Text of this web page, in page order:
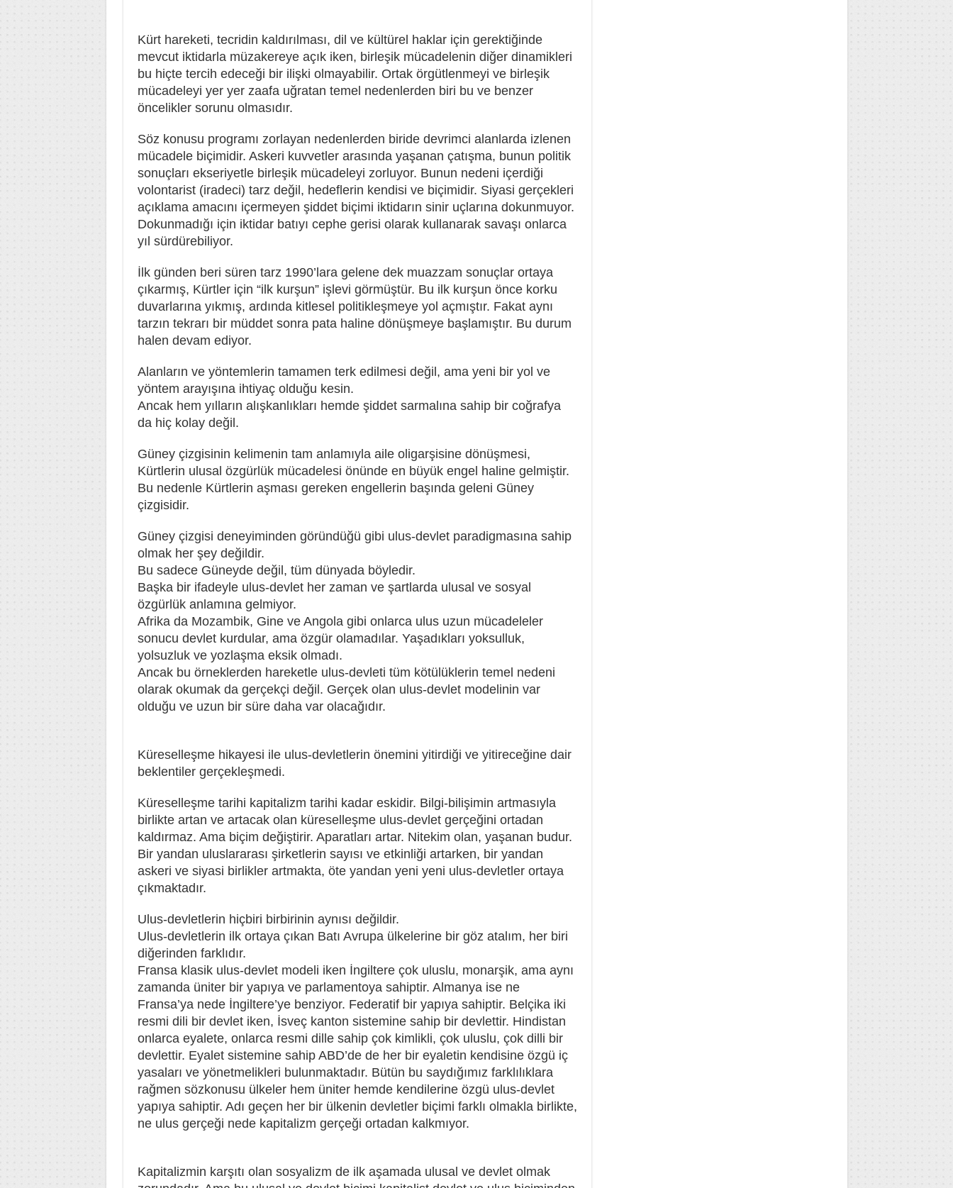
Kürt hareketi, tecridin kaldırılması, dil ve kültürel haklar için gerektiğinde
mevcut iktidarla müzakereye açık iken, birleşik mücadelenin diğer dinamikleri
bu hiçte tercih edeceği bir ilişki olmayabilir. Ortak örgütlenmeyi ve birleşik
mücadeleyi yer yer zaafa uğratan temel nedenlerden biri bu ve benzer
öncelikler sorunu olmasıdır.
Söz konusu programı zorlayan nedenlerden biride devrimci alanlarda izlenen
mücadele biçimidir. Askeri kuvvetler arasında yaşanan çatışma, bunun politik
sonuçları ekseriyetle birleşik mücadeleyi zorluyor. Bunun nedeni içerdiği
volontarist (iradeci) tarz değil, hedeflerin kendisi ve biçimidir. Siyasi gerçekleri
açıklama amacını içermeyen şiddet biçimi iktidarın sinir uçlarına dokunmuyor.
Dokunmadığı için iktidar batıyı cephe gerisi olarak kullanarak savaşı onlarca
yıl sürdürebiliyor.
İlk günden beri süren tarz 1990’lara gelene dek muazzam sonuçlar ortaya
çıkarmış, Kürtler için “ilk kurşun” işlevi görmüştür. Bu ilk kurşun önce korku
duvarlarına yıkmış, ardında kitlesel politikleşmeye yol açmıştır. Fakat aynı
tarzın tekrarı bir müddet sonra pata haline dönüşmeye başlamıştır. Bu durum
halen devam ediyor.
Alanların ve yöntemlerin tamamen terk edilmesi değil, ama yeni bir yol ve
yöntem arayışına ihtiyaç olduğu kesin.
Ancak hem yılların alışkanlıkları hemde şiddet sarmalına sahip bir coğrafya
da hiç kolay değil.
Güney çizgisinin kelimenin tam anlamıyla aile oligarşisine dönüşmesi,
Kürtlerin ulusal özgürlük mücadelesi önünde en büyük engel haline gelmiştir.
Bu nedenle Kürtlerin aşması gereken engellerin başında geleni Güney
çizgisidir.
Güney çizgisi deneyiminden göründüğü gibi ulus-devlet paradigmasına sahip
olmak her şey değildir.
Bu sadece Güneyde değil, tüm dünyada böyledir.
Başka bir ifadeyle ulus-devlet her zaman ve şartlarda ulusal ve sosyal
özgürlük anlamına gelmiyor.
Afrika da Mozambik, Gine ve Angola gibi onlarca ulus uzun mücadeleler
sonucu devlet kurdular, ama özgür olamadılar. Yaşadıkları yoksulluk,
yolsuzluk ve yozlaşma eksik olmadı.
Ancak bu örneklerden hareketle ulus-devleti tüm kötülüklerin temel nedeni
olarak okumak da gerçekçi değil. Gerçek olan ulus-devlet modelinin var
olduğu ve uzun bir süre daha var olacağıdır.
Küreselleşme hikayesi ile ulus-devletlerin önemini yitirdiği ve yitireceğine dair
beklentiler gerçekleşmedi.
Küreselleşme tarihi kapitalizm tarihi kadar eskidir. Bilgi-bilişimin artmasıyla
birlikte artan ve artacak olan küreselleşme ulus-devlet gerçeğini ortadan
kaldırmaz. Ama biçim değiştirir. Aparatları artar. Nitekim olan, yaşanan budur.
Bir yandan uluslararası şirketlerin sayısı ve etkinliği artarken, bir yandan
askeri ve siyasi birlikler artmakta, öte yandan yeni yeni ulus-devletler ortaya
çıkmaktadır.
Ulus-devletlerin hiçbiri birbirinin aynısı değildir.
Ulus-devletlerin ilk ortaya çıkan Batı Avrupa ülkelerine bir göz atalım, her biri
diğerinden farklıdır.
Fransa klasik ulus-devlet modeli iken İngiltere çok uluslu, monarşik, ama aynı
zamanda üniter bir yapıya ve parlamentoya sahiptir. Almanya ise ne
Fransa’ya nede İngiltere’ye benziyor. Federatif bir yapıya sahiptir. Belçika iki
resmi dili bir devlet iken, İsveç kanton sistemine sahip bir devlettir. Hindistan
onlarca eyalete, onlarca resmi dille sahip çok kimlikli, çok uluslu, çok dilli bir
devlettir. Eyalet sistemine sahip ABD’de de her bir eyaletin kendisine özgü iç
yasaları ve yönetmelikleri bulunmaktadır. Bütün bu saydığımız farklılıklara
rağmen sözkonusu ülkeler hem üniter hemde kendilerine özgü ulus-devlet
yapıya sahiptir. Adı geçen her bir ülkenin devletler biçimi farklı olmakla birlikte,
ne ulus gerçeği nede kapitalizm gerçeği ortadan kalkmıyor.
Kapitalizmin karşıtı olan sosyalizm de ilk aşamada ulusal ve devlet olmak